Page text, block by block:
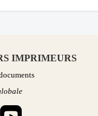
IMPRIMEURS